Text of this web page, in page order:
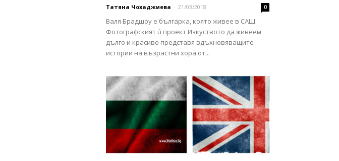
Татяна Чохаджиева - 21/03/2018 0
Валя Брадшоу е българка, която живее в САЩ.
Фотографският ú проект Изкуството да живеем
дълго и красиво представя вдъхновяващите
истории на възрастни хора от...